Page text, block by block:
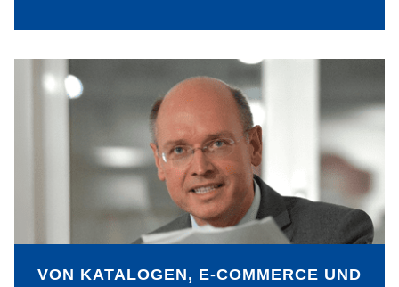
VON KATALOGEN, E-COMMERCE UND
Durch die Nutzung einer neuen und
innovativen Technologie entwickelte die
CAIRO AG in kurzer Zeit Ihre neuen,
virtuell begehbaren Designstores und
schafft so ein preisgekröntes Online-
Erlebnis für Kunden.